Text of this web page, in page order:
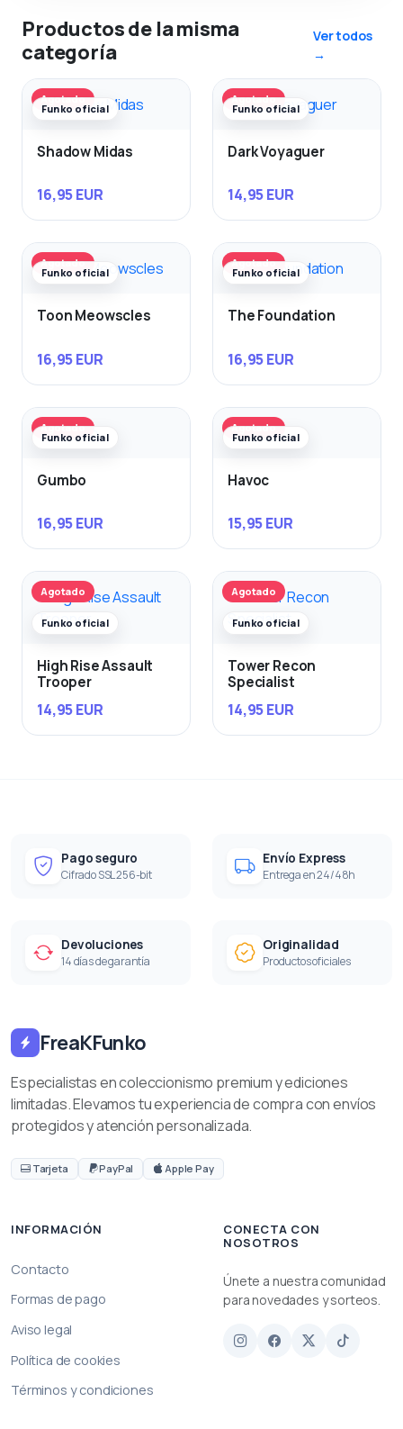
Productos de la misma
categoría
Ver todos
→
Agotado
Funko oficial
Shadow Midas
16,95 EUR
Agotado
Funko oficial
Dark Voyaguer
14,95 EUR
Agotado
Funko oficial
Toon Meowscles
16,95 EUR
Agotado
Funko oficial
The Foundation
16,95 EUR
Agotado
Funko oficial
Gumbo
16,95 EUR
Agotado
Funko oficial
Havoc
15,95 EUR
Agotado
Funko oficial
High Rise Assault
Trooper
14,95 EUR
Agotado
Funko oficial
Tower Recon
Specialist
14,95 EUR
Pago seguro
Cifrado SSL 256-bit
Envío Express
Entrega en 24/48h
Devoluciones
14 días de garantía
Originalidad
Productos oficiales
FreaKFunko
Especialistas en coleccionismo premium y ediciones
limitadas. Elevamos tu experiencia de compra con envíos
protegidos y atención personalizada.
Tarjeta PayPal Apple Pay
INFORMACIÓN
Contacto
Formas de pago
Aviso legal
Política de cookies
Términos y condiciones
CONECTA CON
NOSOTROS
Únete a nuestra comunidad
para novedades y sorteos.